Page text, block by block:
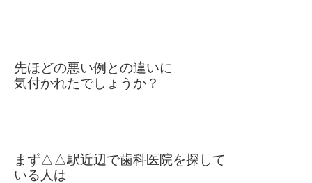
先ほどの悪い例との違いに
気付かれたでしょうか？
まず△△駅近辺で歯科医院を探して
いる 人は